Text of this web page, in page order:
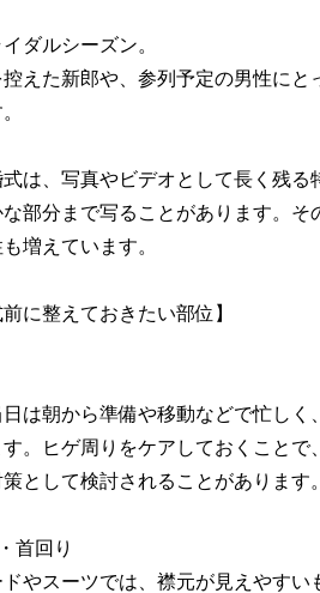
ダルシーズン。
えた新郎や、参列予定の男性に
は、写真やビデオとして長く残
な部分まで写ることがあります。
増えています。
前に整えておきたい部位】
は朝から準備や移動などで忙し
す。ヒゲ周りをケアしておくこと
として検討されることがあります。
首回り
やスーツでは、襟元が見えやすい